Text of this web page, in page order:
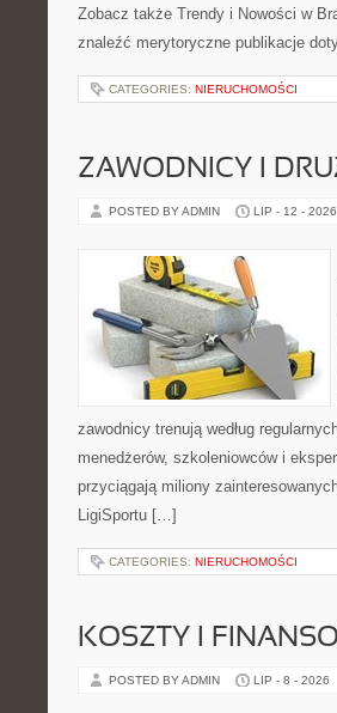
Zobacz także Trendy i Nowości w
znaleźć merytoryczne publikacje
CATEGORIES: NIERUCHOMOŚCI
ZAWODNICY I
POSTED BY ADMIN LIP - 12 - 2026
zawodnicy trenują według
menedżerów, szkoleniowców i
przyciągają miliony
LigiSportu […]
CATEGORIES: NIERUCHOMOŚCI
KOSZTY I
POSTED BY ADMIN LIP - 8 - 2026